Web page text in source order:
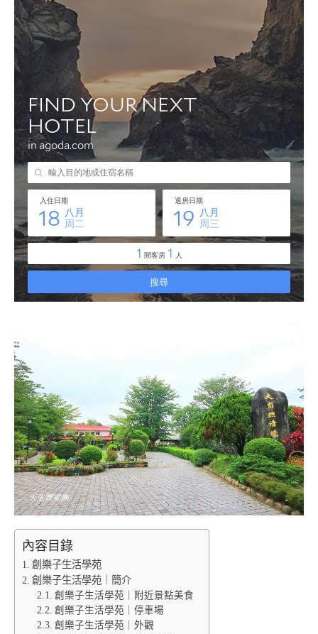
內容目錄
創樂子生活學苑
創樂子生活學苑｜簡介
創樂子生活學苑｜附近景點美食
創樂子生活學苑｜停車場
創樂子生活學苑｜外觀